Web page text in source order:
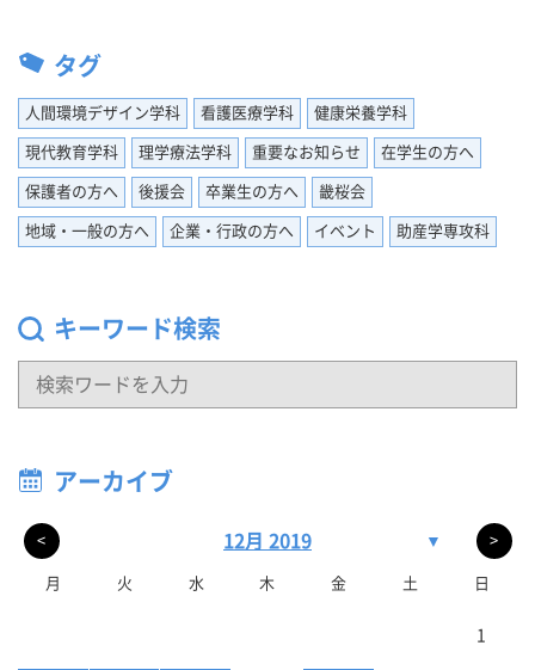
タグ
人間環境デザイン学科 看護医療学科 健康栄養学科
現代教育学科 理学療法学科 重要なお知らせ 在学生の方へ
保護者の方へ 後援会 卒業生の方へ 畿桜会
地域・一般の方へ 企業・行政の方へ イベント 助産学専攻科
キーワード検索
アーカイブ
< 12月 2019 ▼ >
月 火 水 木 金 土 日
1